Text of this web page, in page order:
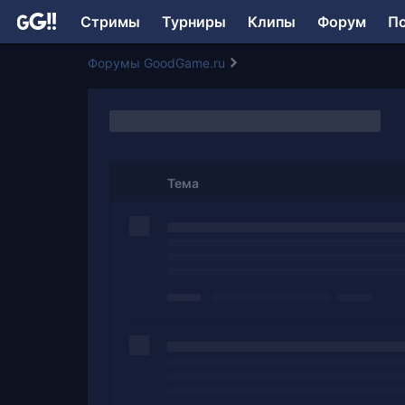
Стримы Турниры Клипы Форум
Форумы GoodGame.ru
Тема